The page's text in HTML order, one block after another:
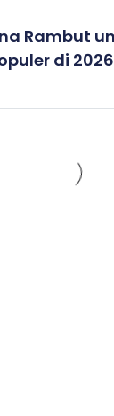
Rambut
di 2026